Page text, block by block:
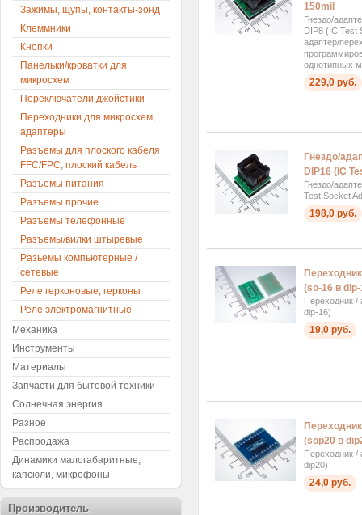
150mil
Гнездо/
DIP8 (IC Test
адаптер/
однотипных
229,0 руб.
Гнездо/
DIP16 (IC
Гнездо/
Test Socket
198,0 руб.
(so-16 в
Переходник /
dip-16)
19,0 руб.
(sop20 в
Переходник /
dip20)
24,0 руб.
Зажимы, щупы, контакты-зонд
Клеммники
Кнопки
Панельки/кроватки для
микросхем
Переключатели,джойстики
Переходники для микросхем,
адаптеры
Разъемы для плоского кабеля
FFC/FPC, плоский кабель
Разъемы питания
Разъемы прочие
Разъемы телефонные
Разъемы/вилки штыревые
Разьемы компьютерные /
сетевые
Реле герконовые, герконы
Реле электромагнитные
Механика
Инструменты
Материалы
Запчасти для бытовой техники
Солнечная энергия
Разное
Распродажа
Динамики малогабаритные,
капсюли, микрофоны
Производитель